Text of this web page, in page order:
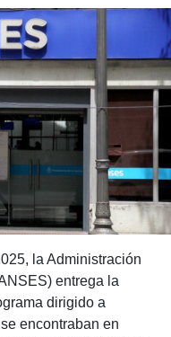
la Administración
entrega la
dirigido a
encontraban en